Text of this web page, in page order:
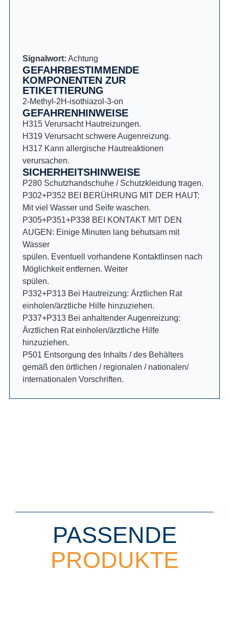
Signalwort: Achtung
GEFAHRBESTIMMENDE
KOMPONENTEN ZUR
ETIKETTIERUNG
2-Methyl-2H-isothiazol-3-on
GEFAHRENHINWEISE
H315 Verursacht Hautreizungen.
H319 Verursacht schwere Augenreizung.
H317 Kann allergische Hautreaktionen
verursachen.
SICHERHEITSHINWEISE
P280 Schutzhandschuhe / Schutzkleidung tragen.
P302+P352 BEI BERÜHRUNG MIT DER HAUT:
Mit viel Wasser und Seife waschen.
P305+P351+P338 BEI KONTAKT MIT DEN
AUGEN: Einige Minuten lang behutsam mit
Wasser
spülen. Eventuell vorhandene Kontaktlinsen nach
Möglichkeit entfernen. Weiter
spülen.
P332+P313 Bei Hautreizung: Ärztlichen Rat
einholen/ärztliche Hilfe hinzuziehen.
P337+P313 Bei anhaltender Augenreizung:
Ärztlichen Rat einholen/ärztliche Hilfe
hinzuziehen.
P501 Entsorgung des Inhalts / des Behälters
gemäß den örtlichen / regionalen / nationalen/
internationalen Vorschriften.
PASSENDE
PRODUKTE